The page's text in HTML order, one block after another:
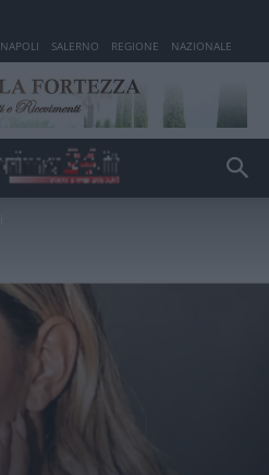
NAPOLI SALERNO REGIONE NAZIONALE